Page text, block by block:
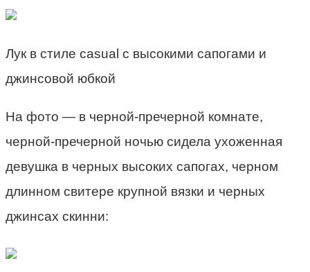
Лук в стиле casual с высокими сапогами и
джинсовой юбкой
На фото — в черной-пречерной комнате,
черной-пречерной ночью сидела ухоженная
девушка в черных высоких сапогах, черном
длинном свитере крупной вязки и черных
джинсах скинни: